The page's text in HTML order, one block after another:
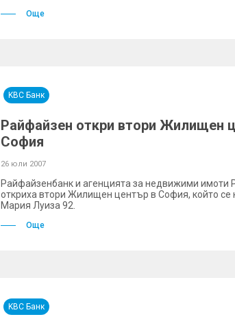
Още
KBC Банк
Райфайзен откри втори Жилищен
София
26 юли 2007
Райфайзенбанк и агенцията за недвижими имоти
откриха втори Жилищен център в София, който се
Мария Луиза 92.
Още
KBC Банк